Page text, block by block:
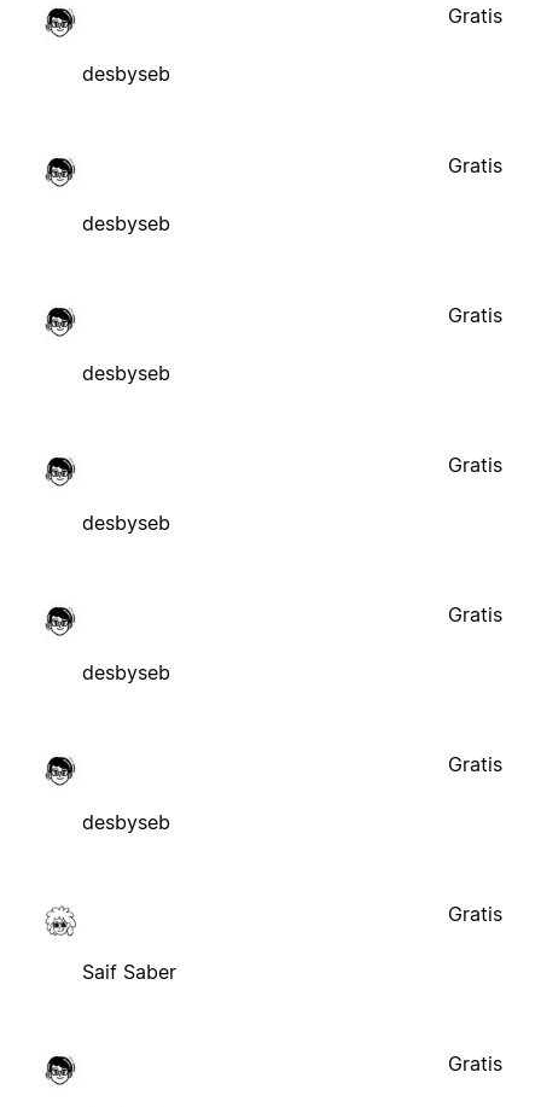
desbyseb
Gratis
desbyseb
Gratis
desbyseb
Gratis
desbyseb
Gratis
desbyseb
Gratis
desbyseb
Gratis
Saif Saber
Gratis
Gratis